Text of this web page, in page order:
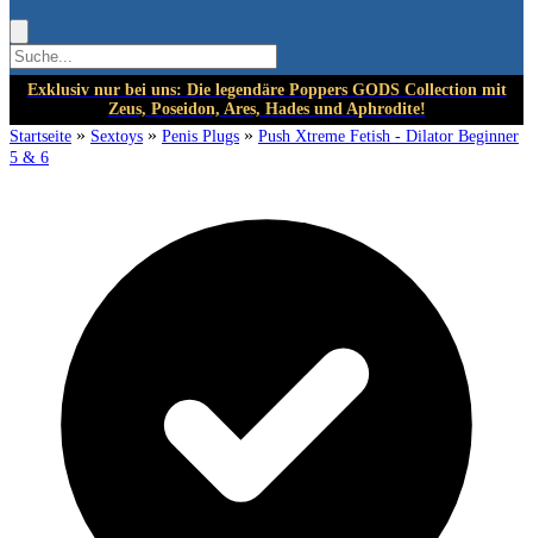
Exklusiv nur bei uns: Die legendäre Poppers GODS Collection mit
Zeus, Poseidon, Ares, Hades und Aphrodite!
Startseite » Sextoys » Penis Plugs » Push Xtreme Fetish - Dilator Beginner
5 & 6